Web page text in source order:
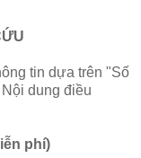
tin dựa trên "Số
dung điều
phí)